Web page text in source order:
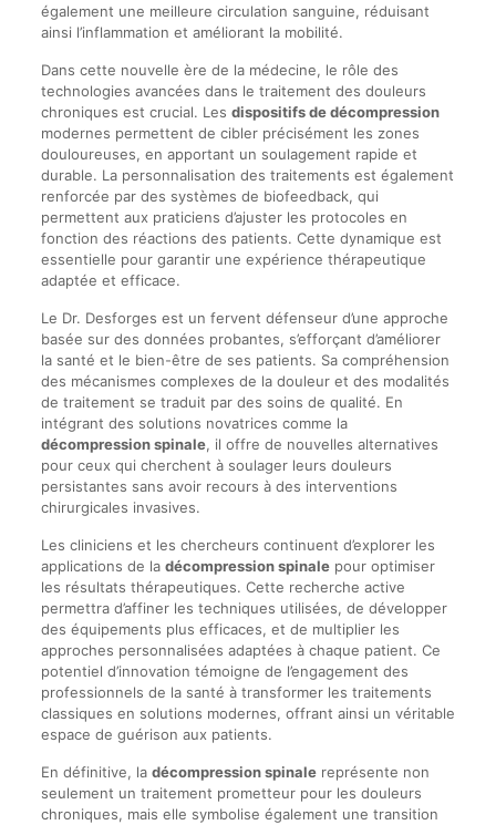
également une meilleure circulation sanguine, réduisant
ainsi l’inflammation et améliorant la mobilité.
Dans cette nouvelle ère de la médecine, le rôle des
technologies avancées dans le traitement des douleurs
chroniques est crucial. Les dispositifs de décompression
modernes permettent de cibler précisément les zones
douloureuses, en apportant un soulagement rapide et
durable. La personnalisation des traitements est également
renforcée par des systèmes de biofeedback, qui
permettent aux praticiens d’ajuster les protocoles en
fonction des réactions des patients. Cette dynamique est
essentielle pour garantir une expérience thérapeutique
adaptée et efficace.
Le Dr. Desforges est un fervent défenseur d’une approche
basée sur des données probantes, s’efforçant d’améliorer
la santé et le bien-être de ses patients. Sa compréhension
des mécanismes complexes de la douleur et des modalités
de traitement se traduit par des soins de qualité. En
intégrant des solutions novatrices comme la
décompression spinale, il offre de nouvelles alternatives
pour ceux qui cherchent à soulager leurs douleurs
persistantes sans avoir recours à des interventions
chirurgicales invasives.
Les cliniciens et les chercheurs continuent d’explorer les
applications de la décompression spinalepour optimiser
les résultats thérapeutiques. Cette recherche active
permettra d’affiner les techniques utilisées, de développer
des équipements plus efficaces, et de multiplier les
approches personnalisées adaptées à chaque patient. Ce
potentiel d’innovation témoigne de l’engagement des
professionnels de la santé à transformer les traitements
classiques en solutions modernes, offrant ainsi un véritable
espace de guérison aux patients.
En définitive, la décompression spinalereprésente non
seulement un traitement prometteur pour les douleurs
chroniques, mais elle symbolise également une transition